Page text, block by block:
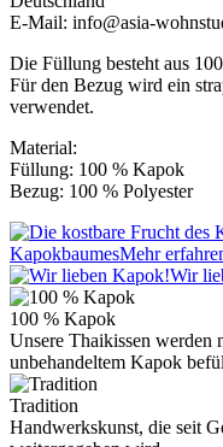
E-Mail: info@asia-
Die Füllung besteht aus
Für den Bezug wird ein
verwendet.
Material:
Füllung: 100 % Kapok
Bezug: 100 % Polyester
KapokbaumesMehr
Wir
100 % Kapok
Unsere Thaikissen werden
unbehandeltem Kapok
Tradition
Handwerkskunst, die seit